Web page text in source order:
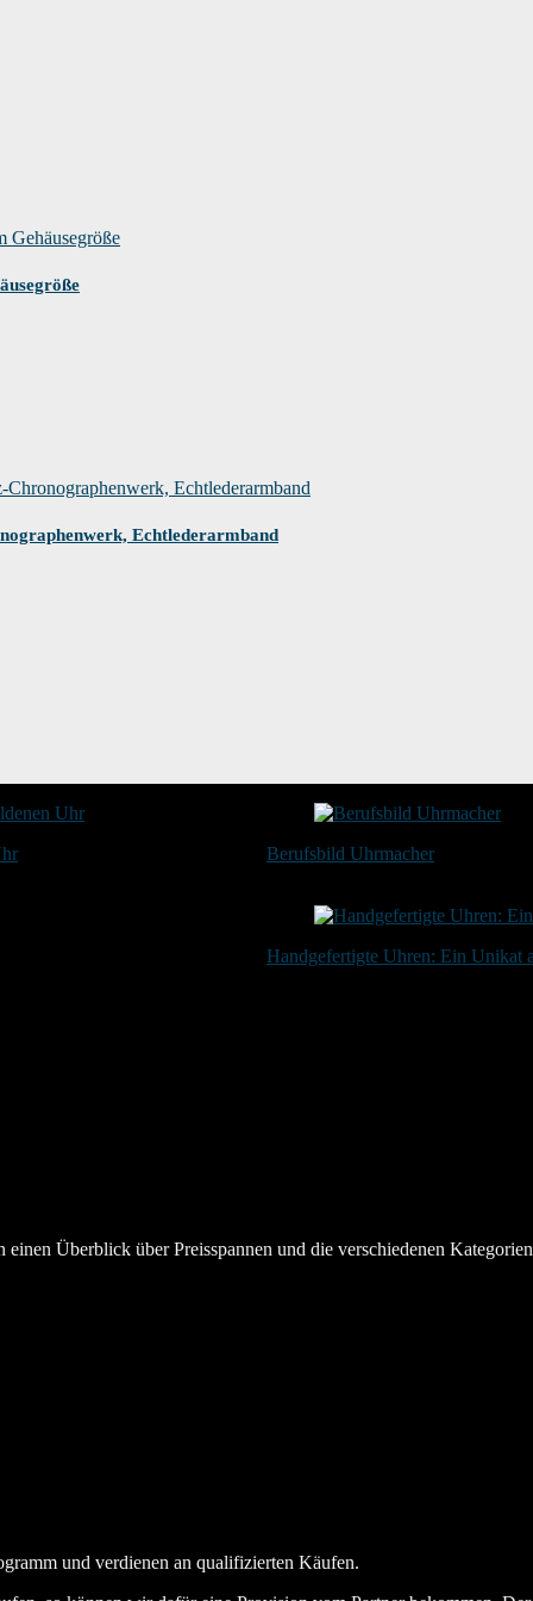
Echtlederarmband
Berufsbild Uhrmacher
Handgefertigte Uhren: Ein Unikat
Überblick über Preisspannen und die verschiedenen
und verdienen an qualifizierten Käufen.